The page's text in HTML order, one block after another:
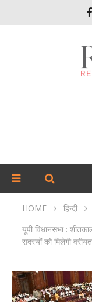
HOME हिन्दी
यूपी विधानसभा :
सदस्यों को मिलेगी